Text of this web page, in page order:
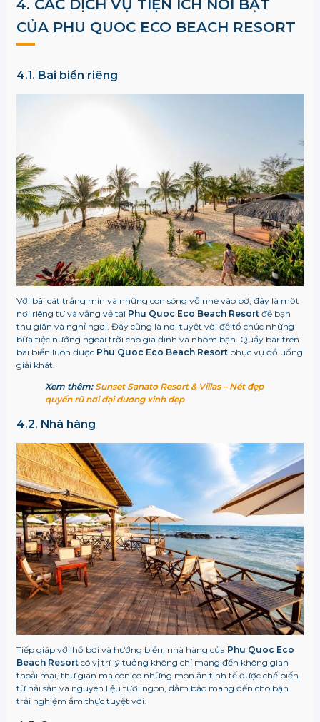
4. CÁC DỊCH VỤ TIỆN ÍCH NỔI BẬT
CỦA PHU QUOC ECO BEACH RESORT
4.1. Bãi biển riêng
Với bãi cát trắng mịn và những con sóng vỗ nhẹ vào bờ, đây là một
nơi riêng tư và vắng vẻ tại Phu Quoc Eco Beach Resortđể bạn
thư giãn và nghỉ ngơi. Đây cũng là nơi tuyệt vời để tổ chức những
bữa tiệc nướng ngoài trời cho gia đình và nhóm bạn. Quầy bar trên
bãi biển luôn được Phu Quoc Eco Beach Resortphục vụ đồ uống
giải khát.
Xem thêm: Sunset Sanato Resort & Villas – Nét đẹp
quyến rũ nơi đại dương xinh đẹp
4.2. Nhà hàng
Tiếp giáp với hồ bơi và hướng biển, nhà hàng của Phu Quoc Eco
Beach Resortcó vị trí lý tưởng không chỉ mang đến không gian
thoải mái, thư giãn mà còn có những món ăn tinh tế được chế biến
từ hải sản và nguyên liệu tươi ngon, đảm bảo mang đến cho bạn
trải nghiệm ẩm thực tuyệt vời.